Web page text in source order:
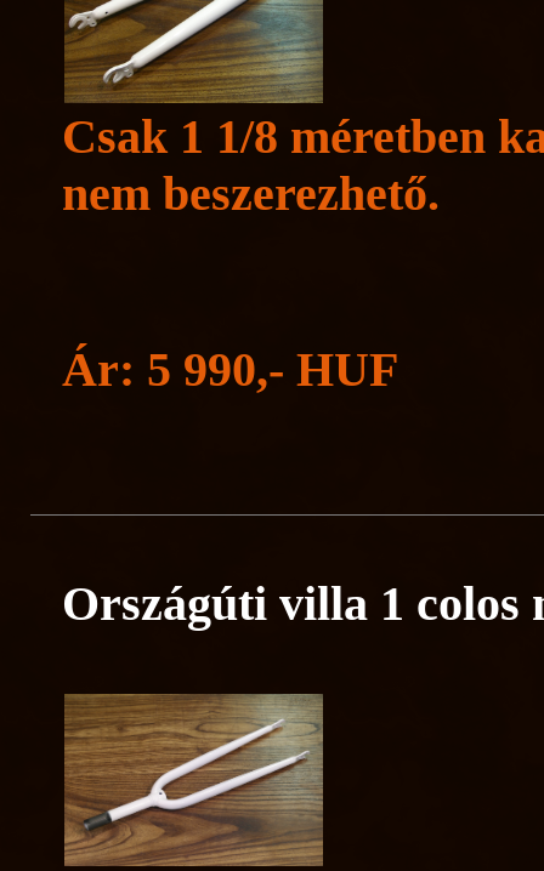
Csak 1 1/8 méretben
nem beszerezhető.
Ár: 5 990,- HUF
Országúti villa 1 colos